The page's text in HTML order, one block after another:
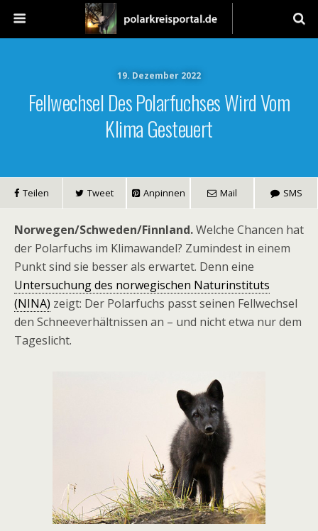
19. Dezember 2022
Fellwechsel Des Polarfuchses Wird Vom
Klima Gesteuert
Teilen Tweet Anpinnen Mail SMS
Norwegen/Schweden/Finnland.Welche Chancen hat
der Polarfuchs im Klimawandel? Zumindest in einem
Punkt sind sie besser als erwartet. Denn eine
Untersuchung des norwegischen Naturinstituts
(NINA) zeigt: Der Polarfuchs passt seinen Fellwechsel
den Schneeverhältnissen an – und nicht etwa nur dem
Tageslicht.